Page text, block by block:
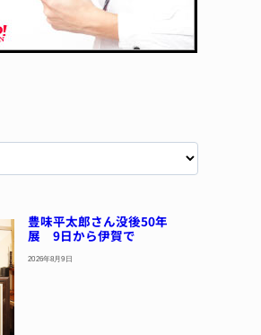
豊味平太郎さん没後50年
展 9日から伊賀で
2026年8月9日